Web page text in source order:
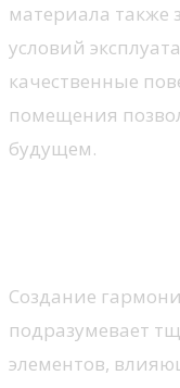
материала также
условий
качественные
помещения
будущем.
Создание
подразумевает
элементов,